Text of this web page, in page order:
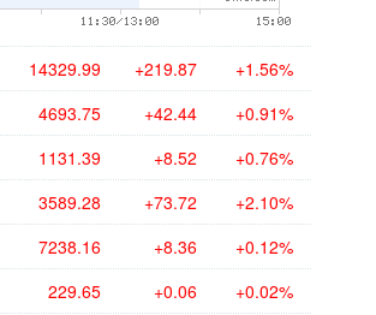
14329.99 +219.87 +1.56%
4693.75 +42.44 +0.91%
1131.39 +8.52 +0.76%
3589.28 +73.72 +2.10%
7238.16 +8.36 +0.12%
229.65 +0.06 +0.02%